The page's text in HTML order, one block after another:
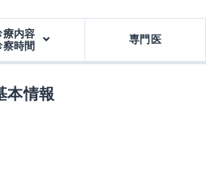
療内容
察時間
専門医
本情報